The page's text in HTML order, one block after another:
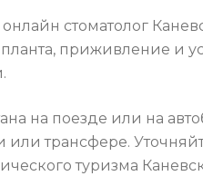
стоматолог
приживление и
на поезде или на
трансфере.
туризма